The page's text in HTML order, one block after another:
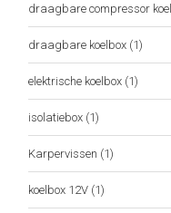
draagbare compressor
draagbare koelbox (1)
elektrische koelbox (1)
isolatiebox (1)
Karpervissen (1)
koelbox 12V (1)